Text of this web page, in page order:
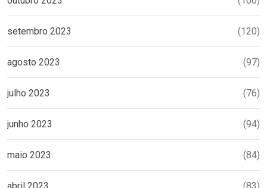
setembro 2023 (120)
agosto 2023 (97)
julho 2023 (76)
junho 2023 (94)
maio 2023 (84)